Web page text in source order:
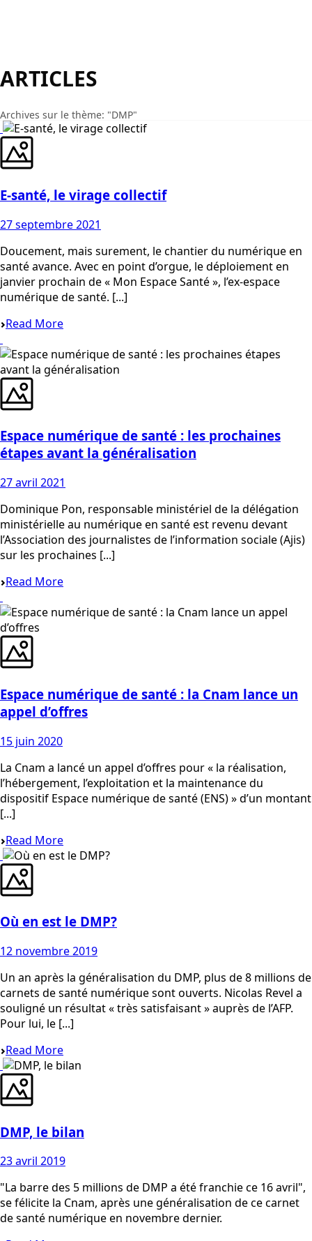
ARTICLES
Archives sur le thème: "DMP"
E-santé, le virage collectif
27 septembre 2021
Doucement, mais surement, le chantier du numérique en
santé avance. Avec en point d’orgue, le déploiement en
janvier prochain de « Mon Espace Santé », l’ex-espace
numérique de santé. [...]
Read More
Espace numérique de santé : les prochaines
étapes avant la généralisation
27 avril 2021
Dominique Pon, responsable ministériel de la délégation
ministérielle au numérique en santé est revenu devant
l’Association des journalistes de l’information sociale (Ajis)
sur les prochaines [...]
Read More
Espace numérique de santé : la Cnam lance un
appel d’offres
15 juin 2020
La Cnam a lancé un appel d’offres pour « la réalisation,
l’hébergement, l’exploitation et la maintenance du
dispositif Espace numérique de santé (ENS) » d’un montant
[...]
Read More
Où en est le DMP?
12 novembre 2019
Un an après la généralisation du DMP, plus de 8 millions de
carnets de santé numérique sont ouverts. Nicolas Revel a
souligné un résultat « très satisfaisant » auprès de l’AFP.
Pour lui, le [...]
Read More
DMP, le bilan
23 avril 2019
"La barre des 5 millions de DMP a été franchie ce 16 avril",
se félicite la Cnam, après une généralisation de ce carnet
de santé numérique en novembre dernier.